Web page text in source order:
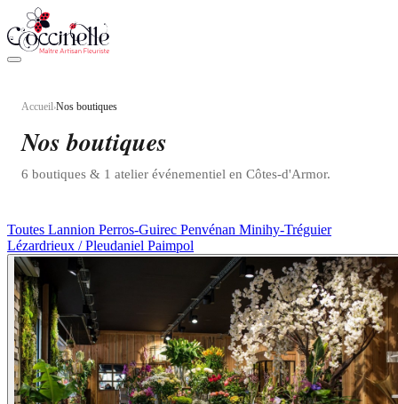
Aller au contenu principal
COMMANDER EN LIGNE
Accueil›Nos boutiques
Nos boutiques
6 boutiques & 1 atelier événementiel en Côtes-d'Armor.
Toutes Lannion Perros-Guirec Penvénan Minihy-Tréguier
Lézardrieux / Pleudaniel Paimpol